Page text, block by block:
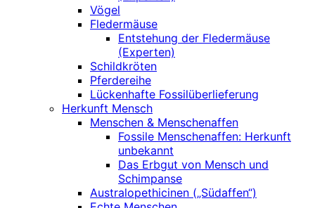
Vögel
Fledermäuse
Entstehung der Fledermäuse
(Experten)
Schildkröten
Pferdereihe
Lückenhafte Fossilüberlieferung
Herkunft Mensch
Menschen & Menschenaffen
Fossile Menschenaffen: Herkunft
unbekannt
Das Erbgut von Mensch und
Schimpanse
Australopethicinen („Südaffen“)